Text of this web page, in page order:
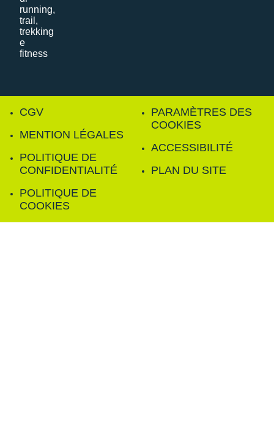
CGV
MENTION LÉGALES
POLITIQUE DE
CONFIDENTIALITÉ
POLITIQUE DE
COOKIES
PARAMÈTRES DES
COOKIES
ACCESSIBILITÉ
PLAN DU SITE